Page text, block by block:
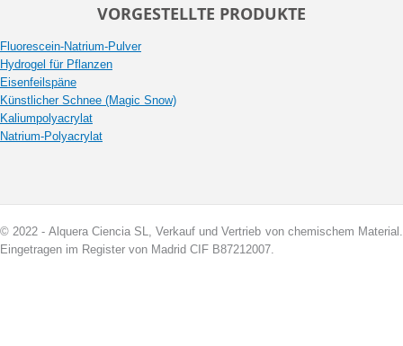
VORGESTELLTE PRODUKTE
Fluorescein-Natrium-Pulver
Hydrogel für Pflanzen
Eisenfeilspäne
Künstlicher Schnee (Magic Snow)
Kaliumpolyacrylat
Natrium-Polyacrylat
© 2022 - Alquera Ciencia SL, Verkauf und Vertrieb von chemischem Material.
Eingetragen im Register von Madrid CIF B87212007.